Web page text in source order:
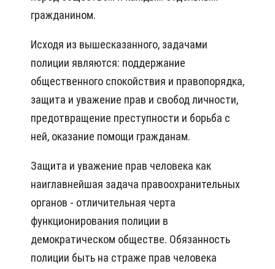
гражданином.
Исходя из вышесказанного, задачами
полиции являются: поддержание
общественного спокойствия и правопорядка,
защита и уважение прав и свобод личности,
предотвращение преступности и борьба с
ней, оказание помощи гражданам.
Защита и уважение прав человека как
наиглавнейшая задача правоохранительных
органов - отличительная черта
функционирования полиции в
демократическом обществе. Обязанность
полиции быть на страже прав человека